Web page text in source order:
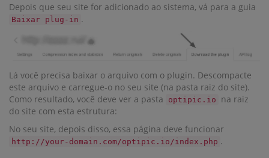
Depois que seu site for adicionado ao sistema, vá para a guia
Baixar plug-in .
Lá você precisa baixar o arquivo com o plugin. Descompacte
este arquivo e carregue-o no seu site (na pasta raiz do site).
Como resultado, você deve ver a pasta
optipic.io
na raiz
do site com esta estrutura:
No seu site, depois disso, essa página deve funcionar
http://your-domain.com/optipic.io/index.php .